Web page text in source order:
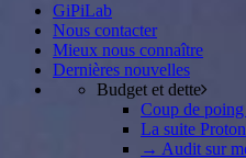
GiPiLab
Nous contacter
Mieux nous connaître
Dernières nouvelles
Budget et dette
Coup de
La suite
→ Audit sur